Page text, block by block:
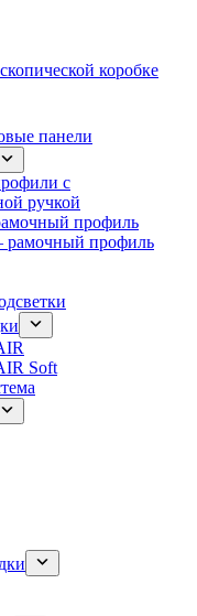
коробке
панели
с
ручкой
профиль
профиль
Soft